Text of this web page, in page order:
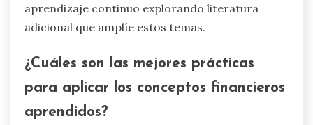
aprendizaje continuo explorando literatura
adicional que amplíe estos temas.
¿Cuáles son las mejores prácticas
para aplicar los conceptos financieros
aprendidos?